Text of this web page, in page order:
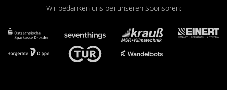
Wir bedanken uns bei unseren Sponsoren: